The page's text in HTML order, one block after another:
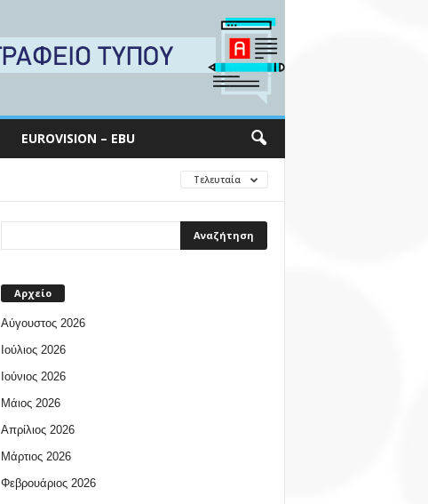
EUROVISION – EBU
Τελευταία
Αρχείο
Αύγουστος 2026
Ιούλιος 2026
Ιούνιος 2026
Μάιος 2026
Απρίλιος 2026
Μάρτιος 2026
Φεβρουάριος 2026